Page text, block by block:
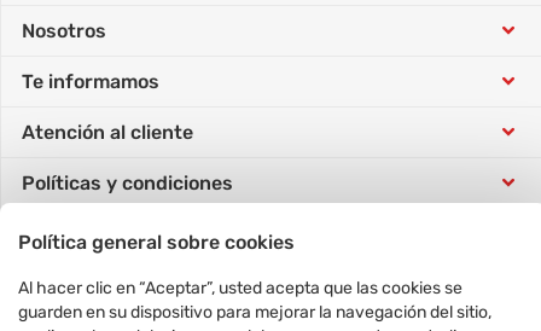
Política general sobre cookies
Al hacer clic en “Aceptar”, usted acepta que las cookies se
guarden en su dispositivo para mejorar la navegación del sitio,
Nosotros
Conócenos
Trabaja con nosotros
Responsabilidad social
Nuestras tiendas
Ventas corporativas
Te informamos
Tarjeta Sip
Concursos
Vende con nosotros
Cyber Days
Atención al cliente
Tutorial de compra
Horarios atención telefónica
Preguntas frecuentes
Políticas y condiciones
Política de datos personales
Formulario Derecho ARCO
Comunícate con nosotros
Conoce y gestiona tus pedidos
en un solo clic